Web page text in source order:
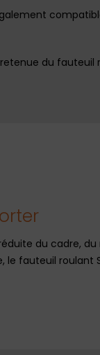
retenue du
du cadre,
le fauteuil roulant